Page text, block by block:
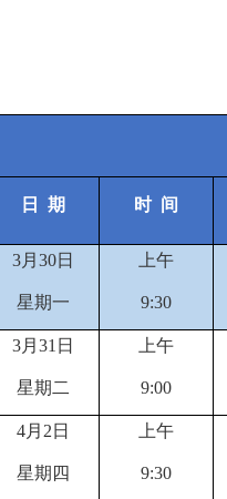
日 期 时 间
3月 30日
星期一
上午
9:30
3月 31 日
星期 二
上午
9:00
4月 2 日
星期 四
上午
9:30